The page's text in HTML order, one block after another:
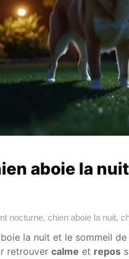
aboie la
nocturne, chien aboie la nuit,
la nuit et le sommeil
retrouver calme et repos